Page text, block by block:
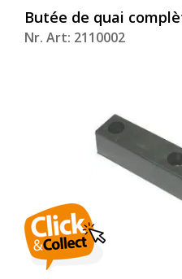
Butée de quai
Nr. Art: 2110002